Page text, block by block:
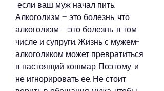
Алкоголизм – это болезнь, что
алкоголизм – это болезнь, в том
числе и супруги. Жизнь с мужем-
алкоголиком может превратиться
в настоящий кошмар. Поэтому, и
не игнорировать ее. Не стоит